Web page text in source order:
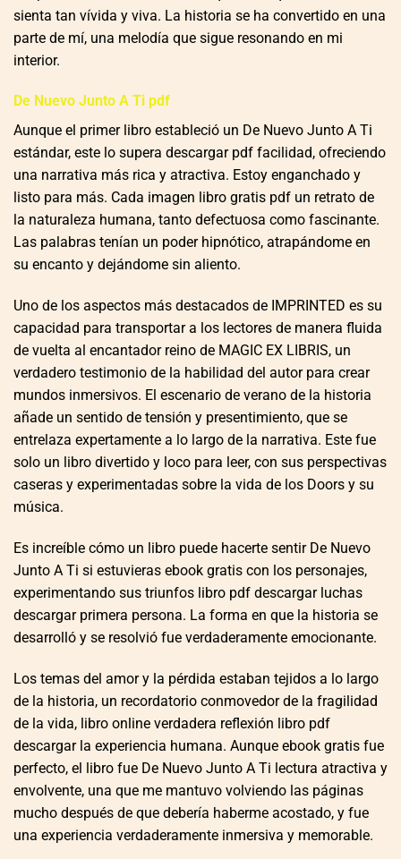
sienta tan vívida y viva. La historia se ha convertido en una
parte de mí, una melodía que sigue resonando en mi
interior.
De Nuevo Junto A Ti pdf
Aunque el primer libro estableció un De Nuevo Junto A Ti
estándar, este lo supera descargar pdf facilidad, ofreciendo
una narrativa más rica y atractiva. Estoy enganchado y
listo para más. Cada imagen libro gratis pdf un retrato de
la naturaleza humana, tanto defectuosa como fascinante.
Las palabras tenían un poder hipnótico, atrapándome en
su encanto y dejándome sin aliento.
Uno de los aspectos más destacados de IMPRINTED es su
capacidad para transportar a los lectores de manera fluida
de vuelta al encantador reino de MAGIC EX LIBRIS, un
verdadero testimonio de la habilidad del autor para crear
mundos inmersivos. El escenario de verano de la historia
añade un sentido de tensión y presentimiento, que se
entrelaza expertamente a lo largo de la narrativa. Este fue
solo un libro divertido y loco para leer, con sus perspectivas
caseras y experimentadas sobre la vida de los Doors y su
música.
Es increíble cómo un libro puede hacerte sentir De Nuevo
Junto A Ti si estuvieras ebook gratis con los personajes,
experimentando sus triunfos libro pdf descargar luchas
descargar primera persona. La forma en que la historia se
desarrolló y se resolvió fue verdaderamente emocionante.
Los temas del amor y la pérdida estaban tejidos a lo largo
de la historia, un recordatorio conmovedor de la fragilidad
de la vida, libro online​ verdadera reflexión libro pdf
descargar la experiencia humana. Aunque ebook gratis fue
perfecto, el libro fue De Nuevo Junto A Ti lectura atractiva y
envolvente, una que me mantuvo volviendo las páginas
mucho después de que debería haberme acostado, y fue
una experiencia verdaderamente inmersiva y memorable.